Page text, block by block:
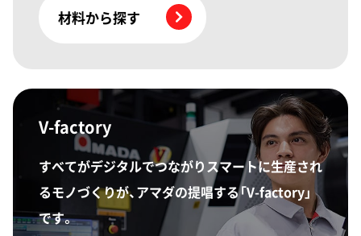
材料から探す
V-factory
すべてがデジタルでつながりスマートに生産され
るモノづくりが、アマダの提唱する「V-factory」
です。